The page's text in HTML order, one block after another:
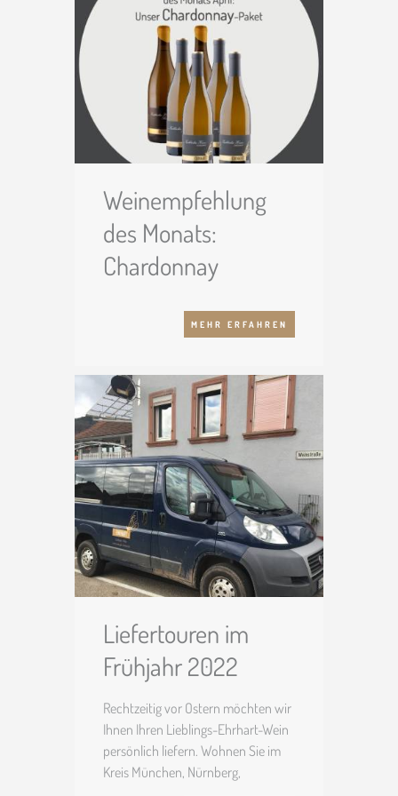
Weinempfehlung
des Monats:
Chardonnay
MEHR ERFAHREN
Liefertouren im
Frühjahr 2022
Rechtzeitig vor Ostern möchten wir
Ihnen Ihren Lieblings-Ehrhart-Wein
persönlich liefern. Wohnen Sie im
Kreis München, Nürnberg,